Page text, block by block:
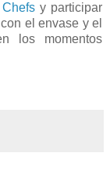
y participar
el envase y el
los momentos